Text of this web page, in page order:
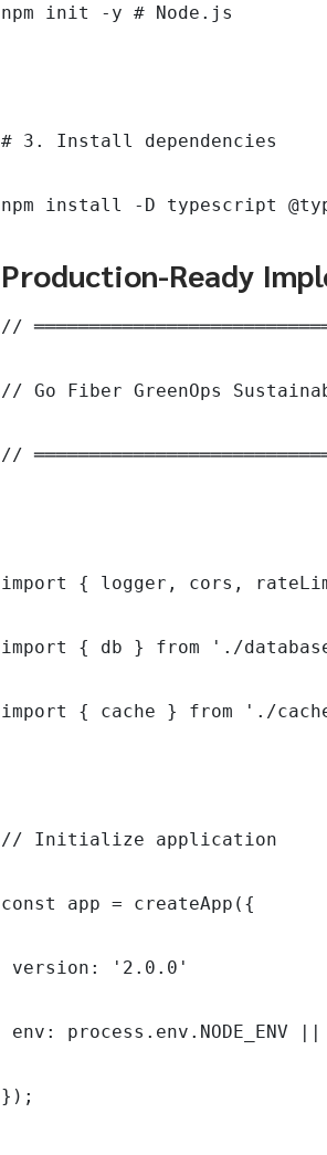
npm init -y # Node.js
# 3. Install dependencies
npm install -D typescript
Production-Ready
//
// Go Fiber GreenOps
//
import { logger, cors,
import { db } from './
import { cache } from './
// Initialize application
const app = createApp({
version: '2.0.0'
env: process.env.NODE_ENV
});